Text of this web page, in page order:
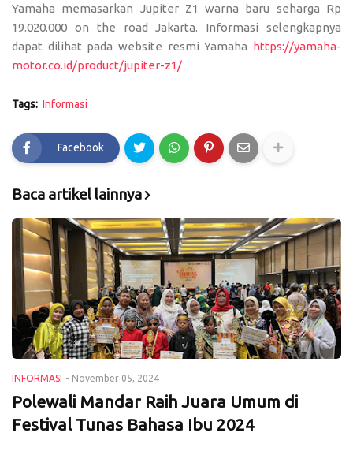
Yamaha memasarkan Jupiter Z1 warna baru seharga Rp
19.020.000 on the road Jakarta. Informasi selengkapnya
dapat dilihat pada website resmi Yamaha https://yamaha-
motor.co.id/product/jupiter-z1/
Tags: Informasi
Facebook
Baca artikel lainnya
INFORMASI - November 05, 2024
Polewali Mandar Raih Juara Umum di
Festival Tunas Bahasa Ibu 2024